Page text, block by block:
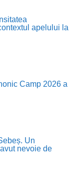
apelului la
Camp 2026 a
Un
nevoie de